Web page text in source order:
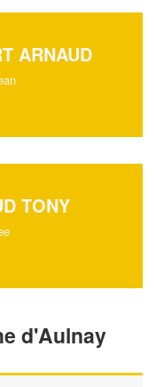
ARNAUD
TONY
d'Aulnay